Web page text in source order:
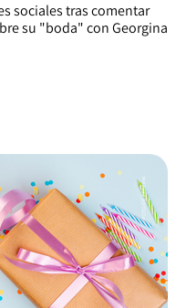
sociales tras comentar
su "boda" con Georgina